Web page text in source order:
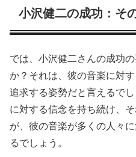
小沢健二の成功：そ
では、小沢健二さんの成功
か？それは、彼の音楽に対
追求する姿勢だと言えるで
に対する信念を持ち続け、
が、彼の音楽が多くの人々
るでしょう。